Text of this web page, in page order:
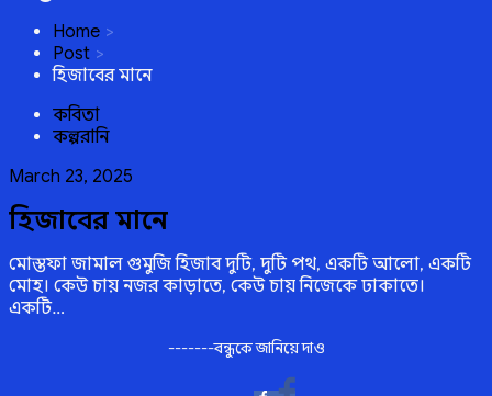
Home
Post
হিজাবের মানে
কবিতা
কল্পরানি
Posted
March 23, 2025
হিজাবের মানে
মোস্তফা জামাল গুমুজি হিজাব দুটি, দুটি পথ, একটি আলো, একটি
মোহ। কেউ চায় নজর কাড়াতে, কেউ চায় নিজেকে ঢাকাতে।
একটি…
-------বন্ধুকে জানিয়ে দাও